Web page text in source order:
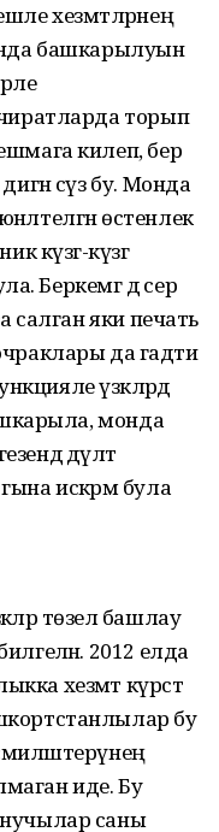
хезмәтләрнең
башкарылуын
чиратларда торып
килеп, бер
сүз бу. Монда
өстенлек
күзгә-күзгә
Беркемгә дә сер
салган яки печать
да гадәти
үзәкләрдә
монда
дәүләт
искәрмә була
төзелә башлау
2012 елда
хезмәт күрсәтә
бу
иде. Бу
саны